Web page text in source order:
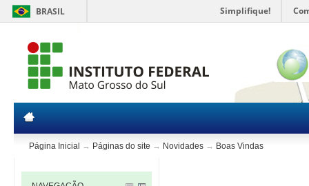
BRASIL Simplifique!
Página Inicial → Páginas do site → Novidades → Boas Vindas